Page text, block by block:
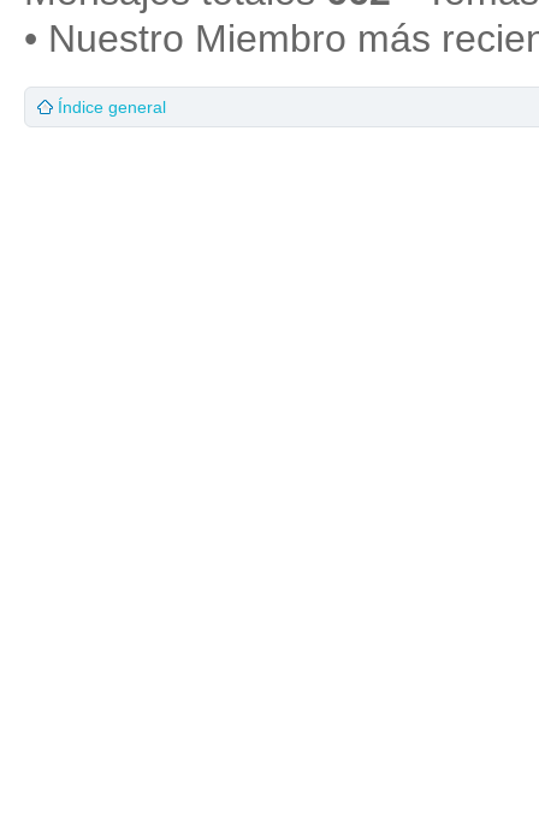
• Nuestro Miembro más
Índice general